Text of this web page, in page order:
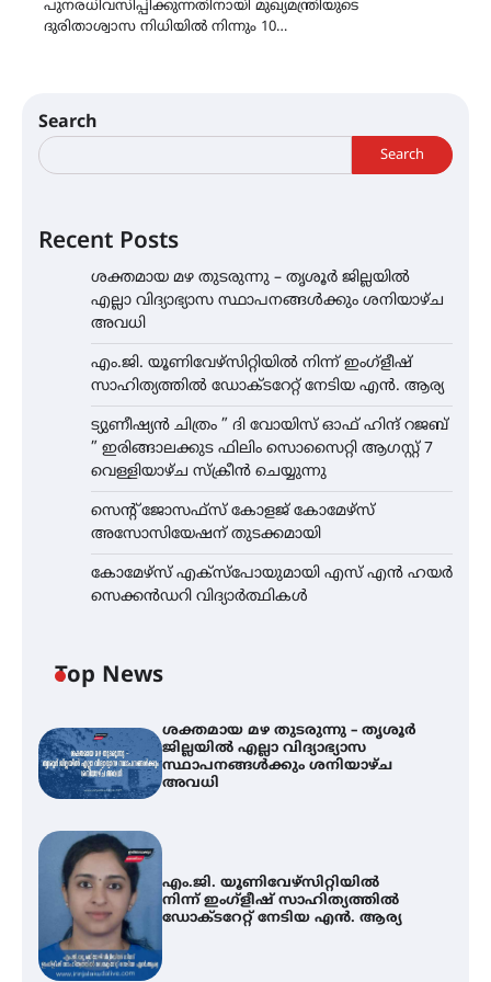
പുനരധിവസിപ്പിക്കുന്നതിനായി മുഖ്യമന്ത്രിയുടെ
ദുരിതാശ്വാസ നിധിയിൽ നിന്നും 10…
Search
Search
Recent Posts
ശക്തമായ മഴ തുടരുന്നു – തൃശൂർ ജില്ലയിൽ
എല്ലാ വിദ്യാഭ്യാസ സ്ഥാപനങ്ങൾക്കും ശനിയാഴ്ച
അവധി
എം.ജി. യൂണിവേഴ്‌സിറ്റിയിൽ നിന്ന് ഇംഗ്ളീഷ്
സാഹിത്യത്തിൽ ഡോക്ടറേറ്റ് നേടിയ എൻ. ആര്യ
ട്യുണീഷ്യൻ ചിത്രം ” ദി വോയിസ് ഓഫ് ഹിന്ദ് റജബ്
” ഇരിങ്ങാലക്കുട ഫിലിം സൊസൈറ്റി ആഗസ്റ്റ് 7
വെള്ളിയാഴ്ച സ്‌ക്രീൻ ചെയ്യുന്നു
സെന്റ് ജോസഫ്സ് കോളജ് കോമേഴ്‌സ്
അസോസിയേഷന് തുടക്കമായി
കോമേഴ്സ് എക്സ്പോയുമായി എസ് എൻ ഹയർ
സെക്കൻഡറി വിദ്യാർത്ഥികൾ
Top News
ശക്തമായ മഴ തുടരുന്നു – തൃശൂർ
ജില്ലയിൽ എല്ലാ വിദ്യാഭ്യാസ
സ്ഥാപനങ്ങൾക്കും ശനിയാഴ്ച
അവധി
എം.ജി. യൂണിവേഴ്‌സിറ്റിയിൽ
നിന്ന് ഇംഗ്ളീഷ് സാഹിത്യത്തിൽ
ഡോക്ടറേറ്റ് നേടിയ എൻ. ആര്യ